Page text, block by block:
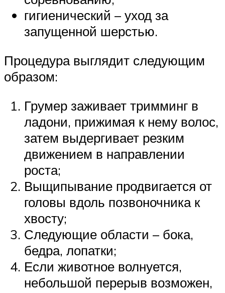
гигиенический – уход за
запущенной шерстью.
Процедура выглядит следующим
образом:
Грумер заживает тримминг в
ладони, прижимая к нему волос,
затем выдергивает резким
движением в направлении
роста;
Выщипывание продвигается от
головы вдоль позвоночника к
хвосту;
Следующие области – бока,
бедра, лопатки;
Если животное волнуется,
небольшой перерыв возможен,